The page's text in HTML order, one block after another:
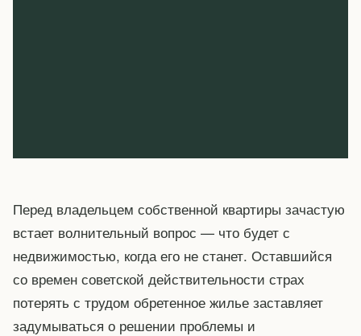
Перед владельцем собственной квартиры зачастую
встает волнительный вопрос — что будет с
недвижимостью, когда его не станет. Оставшийся
со времен советской действительности страх
потерять с трудом обретенное жилье заставляет
задумываться о решении проблемы и